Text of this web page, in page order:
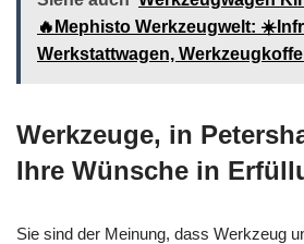
🔥Mephisto Werkzeugwelt:
Werkstattwagen,
Werkzeuge, in
Ihre Wünsche in
Sie sind der Meinung, dass Werkzeug